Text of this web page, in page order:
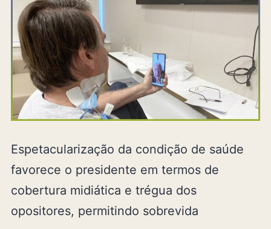
Espetacularização da condição de saúde
favorece o presidente em termos de
cobertura midiática e trégua dos
opositores, permitindo sobrevida